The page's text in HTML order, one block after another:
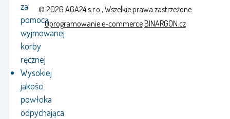
za
pomocą
wyjmowanej
korby
ręcznej
Wysokiej
jakości
powłoka
odpychająca
© 2026 AGA24 s.r.o., Wszelkie prawa zastrzeżone
Oprogramowanie e-commerceBINARGON.cz